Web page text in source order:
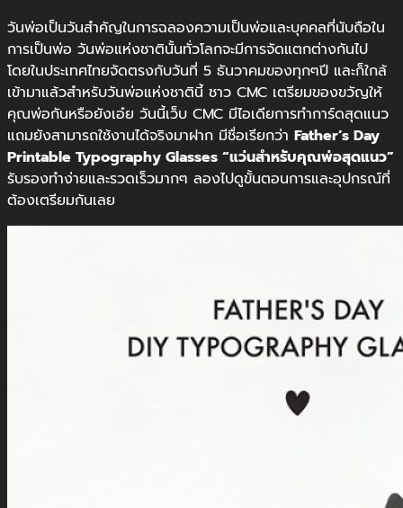
วันพ่อเป็นวันสำคัญในการฉลองความเป็นพ่อและบุคคลที่นับถือใน
การเป็นพ่อ วันพ่อแห่งชาตินั้นทั่วโลกจะมีการจัดแตกต่างกันไป
โดยในประเทศไทยจัดตรงกับวันที่ 5 ธันวาคมของทุกๆปี และก็ใกล้
เข้ามาแล้วสำหรับวันพ่อแห่งชาตินี้ ชาว CMC เตรียมของขวัญให้
คุณพ่อกันหรือยังเอ๋ย วันนี้เว็บ CMC มีไอเดียการทำการ์ดสุดแนว
แถมยังสามารถใช้งานได้จริงมาฝาก มีชื่อเรียกว่า Father’s Day
Printable Typography Glasses “แว่นสำหรับคุณพ่อสุดแนว”
รับรองทำง่ายและรวดเร็วมากๆ ลองไปดูขั้นตอนการและอุปกรณ์ที่
ต้องเตรียมกันเลย